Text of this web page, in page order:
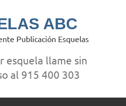
ABC
Publicación Esquelas
esquela llame sin
al 915 400 303